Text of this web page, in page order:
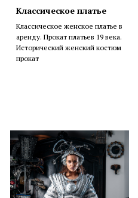
Классическое платье
Классическое женское платье в
аренду. Прокат платьев 19 века.
Исторический женский костюм
прокат